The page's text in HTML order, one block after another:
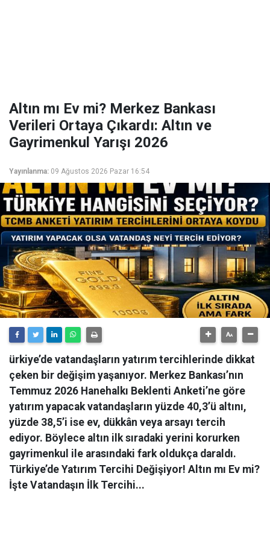
Altın mı Ev mi? Merkez Bankası
Verileri Ortaya Çıkardı: Altın ve
Gayrimenkul Yarışı 2026
Yayınlanma: 09 Ağustos 2026 Pazar 16:54
ürkiye’de vatandaşların yatırım tercihlerinde dikkat
çeken bir değişim yaşanıyor. Merkez Bankası’nın
Temmuz 2026 Hanehalkı Beklenti Anketi’ne göre
yatırım yapacak vatandaşların yüzde 40,3’ü altını,
yüzde 38,5’i ise ev, dükkân veya arsayı tercih
ediyor. Böylece altın ilk sıradaki yerini korurken
gayrimenkul ile arasındaki fark oldukça daraldı.
Türkiye’de Yatırım Tercihi Değişiyor! Altın mı Ev mi?
İşte Vatandaşın İlk Tercihi...